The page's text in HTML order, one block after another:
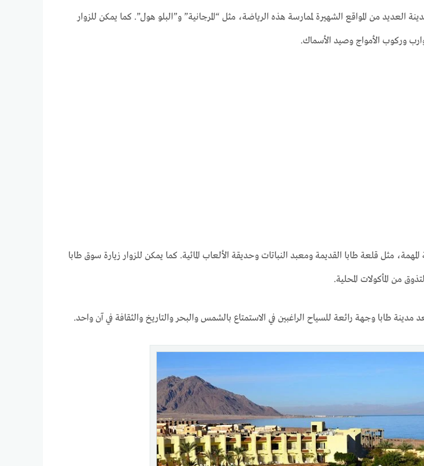
من المواقع الشهيرة لممارسة هذه الرياضة، مثل “المرجانية” و”البلو هول”. كما يمكن للزوار
وركوب الأمواج وصيد الأسماك.
مثل قلعة طابا القديمة ومعبد النباتات وحديقة الألعاب المائية. كما يمكن للزوار زيارة سوق طابا
من المأكولات المحلية.
مدينة طابا وجهة رائعة للسياح الراغبين في الاستمتاع بالشمس والبحر والتاريخ والثقافة في آن واحد.